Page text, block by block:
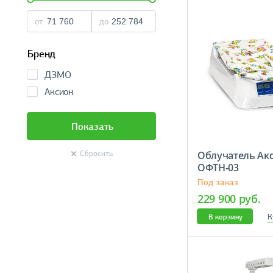
от до
Бренд
ДЗМО
Аксион
Показать
Сбросить
Облучатель
ОФТН-03
Под заказ
229 900 руб.
В корзину